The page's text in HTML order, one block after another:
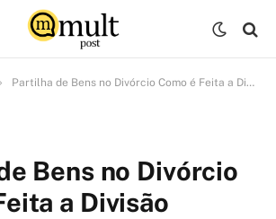
Partilha de Bens no Divórcio Como é Feita a Divisão
Bens no Divórcio
a Divisão